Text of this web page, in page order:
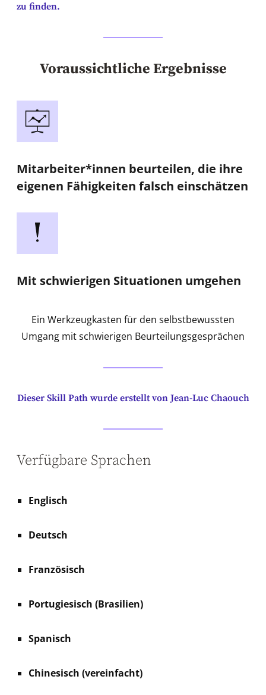
zu finden.
Voraussichtliche Ergebnisse
Mitarbeiter*innen beurteilen, die ihre
eigenen Fähigkeiten falsch einschätzen
Mit schwierigen Situationen umgehen
Ein Werkzeugkasten für den selbstbewussten
Umgang mit schwierigen Beurteilungsgesprächen
Dieser Skill Path wurde erstellt von Jean-Luc Chaouch
Verfügbare Sprachen
Englisch
Deutsch
Französisch
Portugiesisch (Brasilien)
Spanisch
Chinesisch (vereinfacht)